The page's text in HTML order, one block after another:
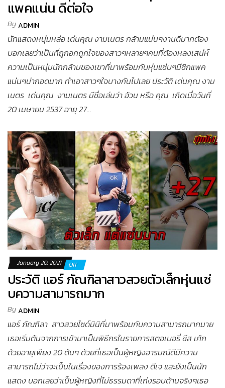
แพคแน่น ดีต่อใจ
ByADMIN
นักแสดงหนุ่มหล่อ เด่นคุณ งามเนตร กล้ามแน่นๆงานดีมากต้อง
บอกเลยว่าเป็นที่ถูกอกถูกใจของสาวๆหลายๆคนที่ต้องหลงเสน่ห์
ความเป็นหนุ่มนักกล้ามของเขาที่มาพร้อมกับหุ่นแซ่บๆมีซิกแพค
แน่นๆน่ากอดมาก ทำเอาสาวๆใจบางกันไปเลย ประวัติ เด่นคุณ งาม
เนตร เด่นคุณ งามเนตร มีชื่อเล่นว่า อ้วน หรือ คุณ เกิดเมื่อวันที่
20 เมษายน 2537 อายุ 27…
January 20, 2021 Off
ประวัติ แอร์ ภัณฑิลาสาวสวยตัวเล็กหุ่นแซ่
บความสามารถมาก
ByADMIN
แอร์ ภัณฑิลา สาวสวยไซด์มินิที่มาพร้อมกับความสามารถมากมาย
เธอเริ่มต้นจากการเข้ามาเป็นพิธีกรในรายการสตอเบอรี่ ชีส เค้ก
ด้วยอายุเพียง 20 ต้นๆ ด้วยที่เธอเป็นผู้หญิงอารมณ์ดีมีความ
สามารถไม่ว่าจะเป็นในเรื่องของการร้องเพลง ดีเจ และยังเป็นนัก
แสดง บอกเลยว่าเป็นผู้หญิงที่ไม่ธรรมดาที่เก่งรอบด้านจริงๆเธอ